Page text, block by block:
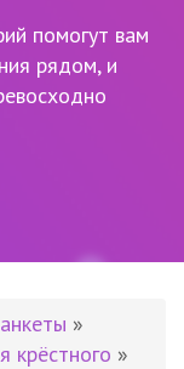
помогут вам
рядом, и
»
крёстного »